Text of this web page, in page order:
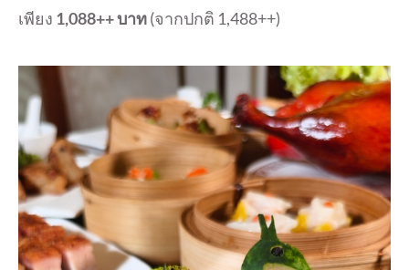
เพียง 1,088++ บาท(จากปกติ 1,488++)